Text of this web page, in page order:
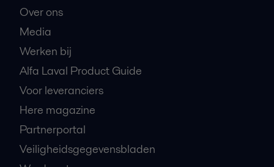
Over ons
Media
Werken bij
Alfa Laval Product Guide
Voor leveranciers
Here magazine
Partnerportal
Veiligheidsgegevensbladen